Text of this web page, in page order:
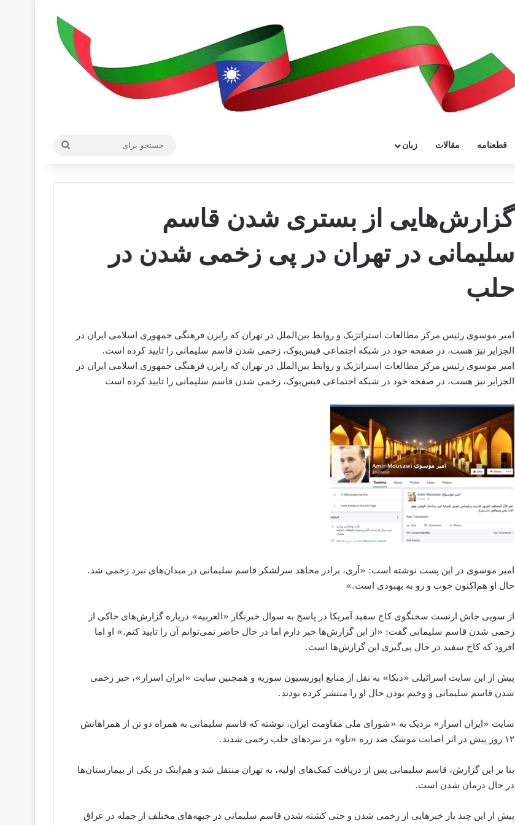
قطعنامه مقالات زبان
گزارش‌هایی از بستری شدن قاسم
سلیمانی در تهران در پی زخمی شدن در
حلب
امیر موسوی رئیس مرکز مطالعات استراتژیک و روابط بین‌الملل در تهران که رایزن فرهنگی جمهوری اسلامی ایران در
الجزایر نیز هست، در صفحه خود در شبکه اجتماعی فیس‌بوک، زخمی شدن قاسم سلیمانی را تایید کرده است.
امیر موسوی رئیس مرکز مطالعات استراتژیک و روابط بین‌الملل در تهران که رایزن فرهنگی جمهوری اسلامی ایران در
الجزایر نیز هست، در صفحه خود در شبکه اجتماعی فیس‌بوک، زخمی شدن قاسم سلیمانی را تایید کرده است
امیر موسوی در این پست نوشته است: «آری، برادر مجاهد سرلشکر قاسم سلیمانی در میدان‌های نبرد زخمی شد.
حال او هم‌اکنون خوب و رو به بهبودی است.»
از سویی جاش ارنست سخنگوی کاخ سفید آمریکا در پاسخ به سوال خبرنگار «العربیه» درباره گزارش‌های حاکی از
زخمی شدن قاسم سلیمانی گفت: «از این گزارش‌ها خبر دارم اما در حال حاضر نمی‌توانم آن را تایید کنم.» او اما
افزود که کاخ سفید در حال پی‌گیری این گزارش‌ها است.
پیش از این سایت اسرائیلی «دبکا» به نقل از منابع اپوزیسیون سوریه و همچنین سایت «ایران اسرار»، خبر زخمی
شدن قاسم سلیمانی و وخیم بودن حال او را منتشر کرده بودند.
سایت «ایران اسرار» نزدیک به «شورای ملی مقاومت ایران، نوشته که قاسم سلیمانی به همراه دو تن از همراهانش
۱۲ روز پیش در اثر اصابت موشک ضد زره «تاو» در نبردهای حلب زخمی شدند.
بنا بر این گزارش، قاسم سلیمانی پس از دریافت کمک‌های اولیه، به تهران منتقل شد و هم‌اینک در یکی از بیمارستان‌ها
در حال درمان شدن است.
پیش از این چند بار خبرهایی از زخمی شدن و حتی کشته شدن قاسم سلیمانی در جبهه‌های مختلف از جمله در عراق